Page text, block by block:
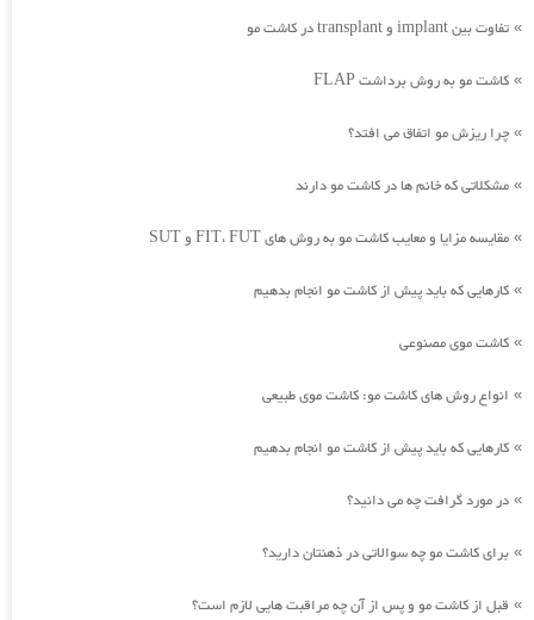
» تفاوت بین implant و transplant در کاشت مو
» کاشت مو به روش برداشت FLAP
» چرا ریزش مو اتفاق می افتد؟
» مشکلاتی که خانم ها در کاشت مو دارند
» مقایسه مزایا و معایب کاشت مو به روش های FIT، FUT و SUT
» کارهایی که باید پیش از کاشت مو انجام بدهیم
» کاشت موی مصنوعی
» انواع روش های کاشت مو: کاشت موی طبیعی
» کارهایی که باید پیش از کاشت مو انجام بدهیم
» در مورد گرافت چه می دانید؟
» برای کاشت مو چه سوالاتی در ذهنتان دارید؟
» قبل از کاشت مو و پس از آن چه مراقبت هایی لازم است؟